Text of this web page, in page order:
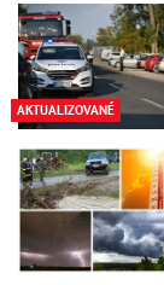
AKTUALIZOVANÉ